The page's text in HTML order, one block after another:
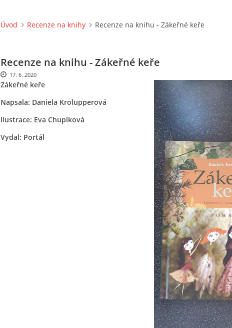
Úvod Recenze na knihy Recenze na knihu - Zákeřné keře
Recenze na knihu - Zákeřné keře
Zákeřné keře
Napsala: Daniela Krolupperová
Ilustrace: Eva Chupíková
Vydal: Portál
17. 6. 2020